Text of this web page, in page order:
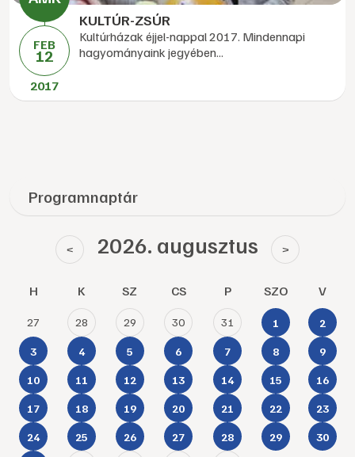
FEB
12
2017
KULTÚR-ZSÚR
Kultúrházak éjjel-nappal 2017. Mindennapi
hagyományaink jegyében...
Programnaptár
< 2026. augusztus >
H K SZ CS P SZO V
27 28 29 30 31 1 2
3 4 5 6 7 8 9
10 11 12 13 14 15 16
17 18 19 20 21 22 23
24 25 26 27 28 29 30